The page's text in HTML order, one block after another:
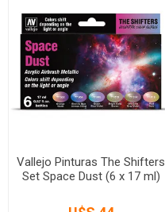
Vallejo Pinturas The Shifters
Set Space Dust (6 x 17 ml)